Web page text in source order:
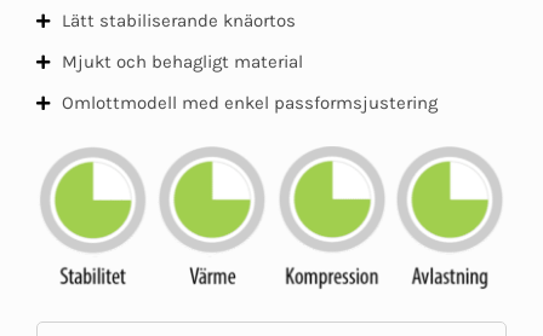
Lätt stabiliserande knäortos
Mjukt och behagligt material
Omlottmodell med enkel passformsjustering